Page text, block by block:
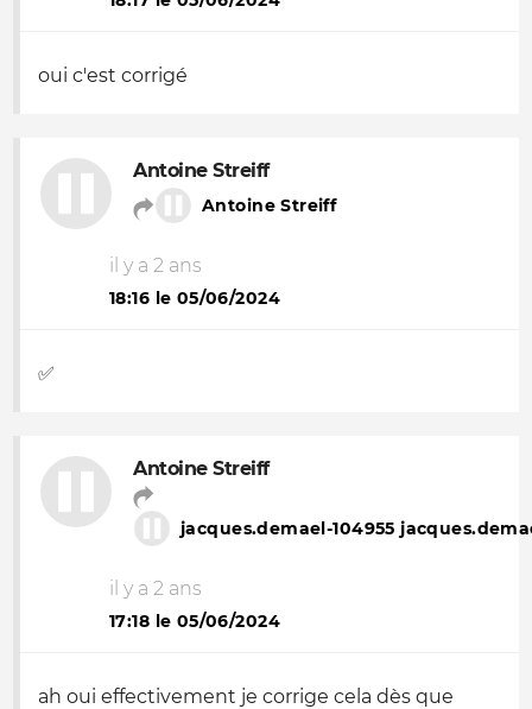
oui c'est corrigé
Antoine Streiff
Antoine Streiff
il y a 2 ans
18:16 le 05/06/2024
✅
Antoine Streiff
jacques.demael-104955
il y a 2 ans
17:18 le 05/06/2024
ah oui effectivement je corrige cela dès que